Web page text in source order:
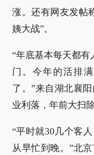
涨。还有网友发帖
姨大战”。
“年底基本每天都有
门。今年的活排
了。”来自湖北襄
业利落，年前大扫
“平时就30几个客
从早忙到晚。”北